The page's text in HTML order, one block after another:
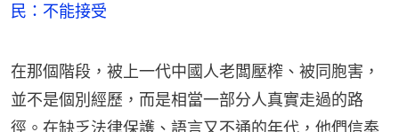
民：不能接受
在那個階段，被上一代中國人老闆壓榨、被同胞害，
並不是個別經歷，而是相當一部分人真實走過的路
徑。在缺乏法律保護、語言又不通的年代，他們信奉